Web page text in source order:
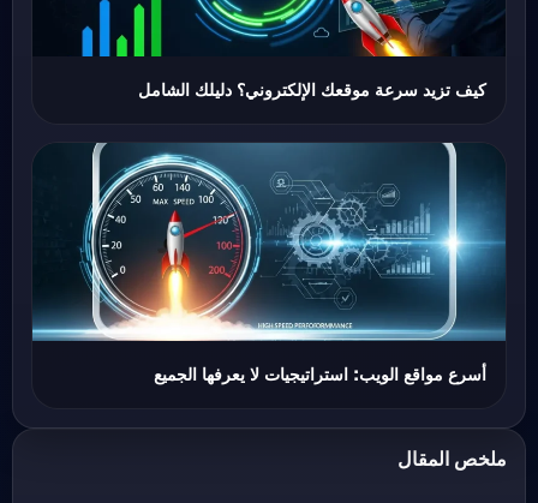
كيف تزيد سرعة موقعك الإلكتروني؟ دليلك الشامل
أسرع مواقع الويب: استراتيجيات لا يعرفها الجميع
ملخص المقال